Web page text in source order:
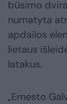
būsimo
numatyta
apdailos
lietaus
latakus.
„Ernesto